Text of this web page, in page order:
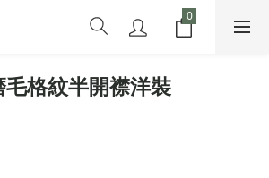
毛格紋半開襟洋裝